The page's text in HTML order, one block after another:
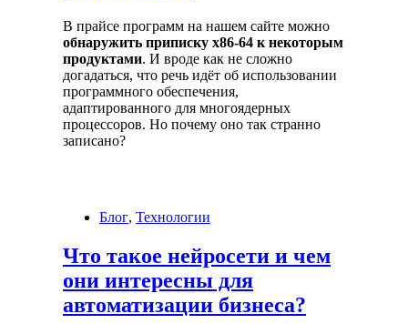
В прайсе программ на нашем сайте можно
обнаружить приписку x86-64 к некоторым
продуктами. И вроде как не сложно
догадаться, что речь идёт об использовании
программного обеспечения,
адаптированного для многоядерных
процессоров. Но почему оно так странно
записано?
Блог, Технологии
Что такое нейросети и чем
они интересны для
автоматизации бизнеса?